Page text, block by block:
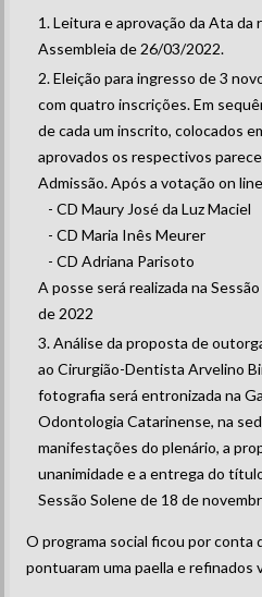
Leitura e aprovação da Ata da
Assembleia de 26/03/2022.
Eleição para ingresso de 3
com quatro inscrições. Em
de cada um inscrito, colocados
aprovados os respectivos
Admissão. Após a votação on
- CD Maury José da Luz Maciel
- CD Maria Inês Meurer
- CD Adriana Parisoto
A posse será realizada na
de 2022
Análise da proposta de
ao Cirurgião-Dentista Arvelino
fotografia será entronizada na
Odontologia Catarinense, na
manifestações do plenário, a
unanimidade e a entrega do
Sessão Solene de 18 de
O programa social ficou por conta
pontuaram uma paella e refinados